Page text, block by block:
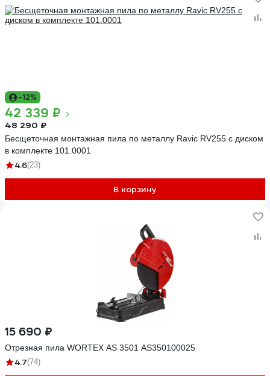
-12%
42 339 ₽
48 290 ₽
Бесщеточная монтажная пила по металлу Ravic RV255 с диском
в комплекте 101.0001
4.6(23)
В корзину
15 690 ₽
Отрезная пила WORTEX AS 3501 AS350100025
4.7(74)